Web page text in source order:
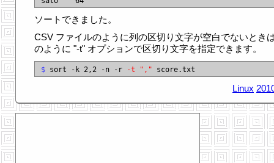
ソートできました。
CSV ファイルのように列の区切り文字が空白でないとき
のように "-t" オプションで区切り文字を指定できます。
$ sort -k 2,2 -n -r -t ","
Linux